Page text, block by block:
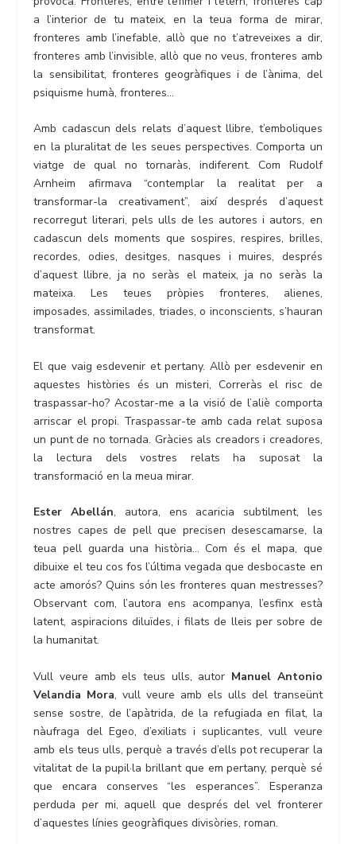
a l’interior de tu mateix, en la teua forma de mirar,
fronteres amb l’inefable, allò que no t’atreveixes a dir,
fronteres amb l’invisible, allò que no veus, fronteres amb
la sensibilitat, fronteres geogràfiques i de l’ànima, del
psiquisme humà, fronteres…
Amb cadascun dels relats d’aquest llibre, t’emboliques
en la pluralitat de les seues perspectives. Comporta un
viatge de qual no tornaràs, indiferent. Com Rudolf
Arnheim afirmava “contemplar la realitat per a
transformar-la creativament”, així després d’aquest
recorregut literari, pels ulls de les autores i autors, en
cadascun dels moments que sospires, respires, brilles,
recordes, odies, desitges, nasques i muires, després
d’aquest llibre, ja no seràs el mateix, ja no seràs la
mateixa. Les teues pròpies fronteres, alienes,
imposades, assimilades, triades, o inconscients, s’hauran
transformat.
El que vaig esdevenir et pertany. Allò per esdevenir en
aquestes històries és un misteri, Correràs el risc de
traspassar-ho? Acostar-me a la visió de l’aliè comporta
arriscar el propi. Traspassar-te amb cada relat suposa
un punt de no tornada. Gràcies als creadors i creadores,
la lectura dels vostres relats ha suposat la
transformació en la meua mirar.
Ester Abellán, autora, ens acaricia subtilment, les
nostres capes de pell que precisen desescamarse, la
teua pell guarda una història… Com és el mapa, que
dibuixe el teu cos fos l’última vegada que desbocaste en
acte amorós? Quins són les fronteres quan mestresses?
Observant com, l’autora ens acompanya, l’esfinx està
latent, aspiracions diluïdes, i filats de lleis per sobre de
la humanitat.
Vull veure amb els teus ulls, autor Manuel Antonio
Velandia Mora, vull veure amb els ulls del transeünt
sense sostre, de l’apàtrida, de la refugiada en filat, la
nàufraga del Egeo, d’exiliats i suplicantes, vull veure
amb els teus ulls, perquè a través d’ells pot recuperar la
vitalitat de la pupil·la brillant que em pertany, perquè sé
que encara conserves “les esperances”. Esperanza
perduda per mi, aquell que després del vel fronterer
d’aquestes línies geogràfiques divisòries, roman.